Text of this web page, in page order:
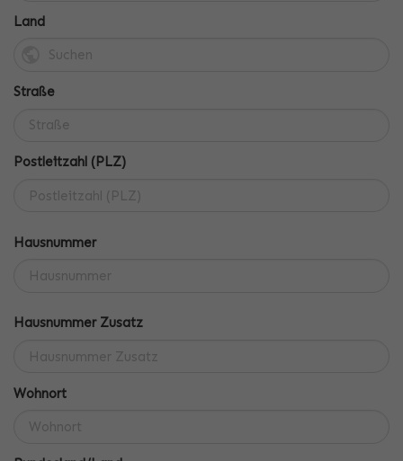
Land
Straße
Postleitzahl (PLZ)
Hausnummer
Hausnummer Zusatz
Wohnort